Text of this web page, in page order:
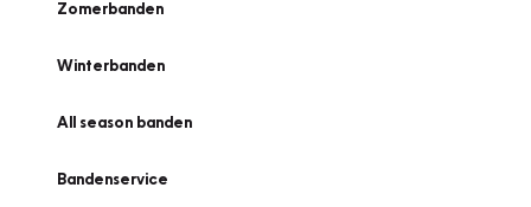
Zomerbanden
Winterbanden
All season banden
Bandenservice